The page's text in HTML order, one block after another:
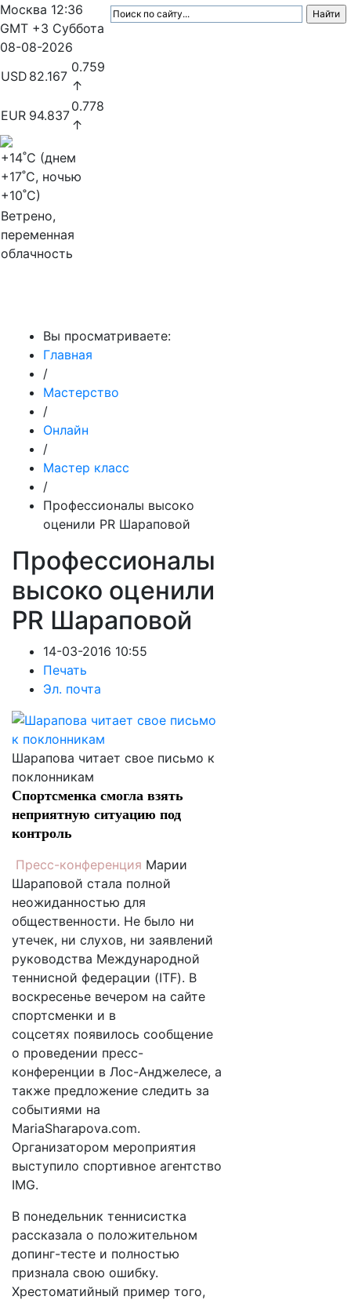
Москва 12:36
GMT +3 Суббота
08-08-2026
USD 82.167
0.759
↑
EUR 94.837
0.778
↑
+14˚C (днем
+17˚C, ночью
+10˚C)
Ветрено,
переменная
облачность
Вы просматриваете:
Главная
/
Мастерство
/
Онлайн
/
Мастер класс
/
Профессионалы высоко
оценили PR Шараповой
Профессионалы
высоко оценили
PR Шараповой
14-03-2016 10:55
Печать
Эл. почта
Шарапова читает свое письмо к
поклонникам
Спортсменка смогла взять
неприятную ситуацию под
контроль
Пресс-конференция Марии
Шараповой стала полной
неожиданностью для
общественности. Не было ни
утечек, ни слухов, ни заявлений
руководства Международной
теннисной федерации (ITF). В
воскресенье вечером на сайте
спортсменки и в
соцсетях появилось сообщение
о проведении пресс-
конференции в Лос-Анджелесе, а
также предложение следить за
событиями на
MariaSharapova.com.
Организатором мероприятия
выступило спортивное агентство
IMG.
В понедельник теннисистка
рассказала о положительном
допинг-тесте и полностью
признала свою ошибку.
Хрестоматийный пример того,